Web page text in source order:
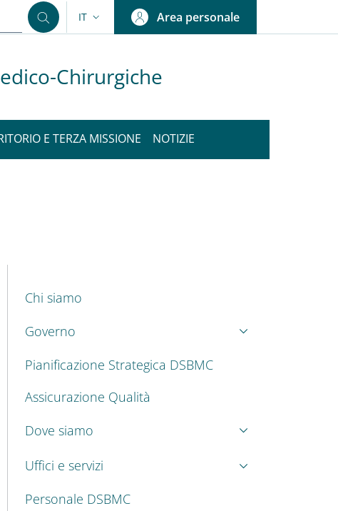
SELETTORE LINGUA: CURRENT LANGUAGE
IT Area personale
Chirurgiche
E TERZA MISSIONE NOTIZIE
MENU CEV SECOND NAVIGATION
Chi siamo
Governo
Pianificazione Strategica DSBMC
Assicurazione Qualità
Dove siamo
Uffici e servizi
Personale DSBMC